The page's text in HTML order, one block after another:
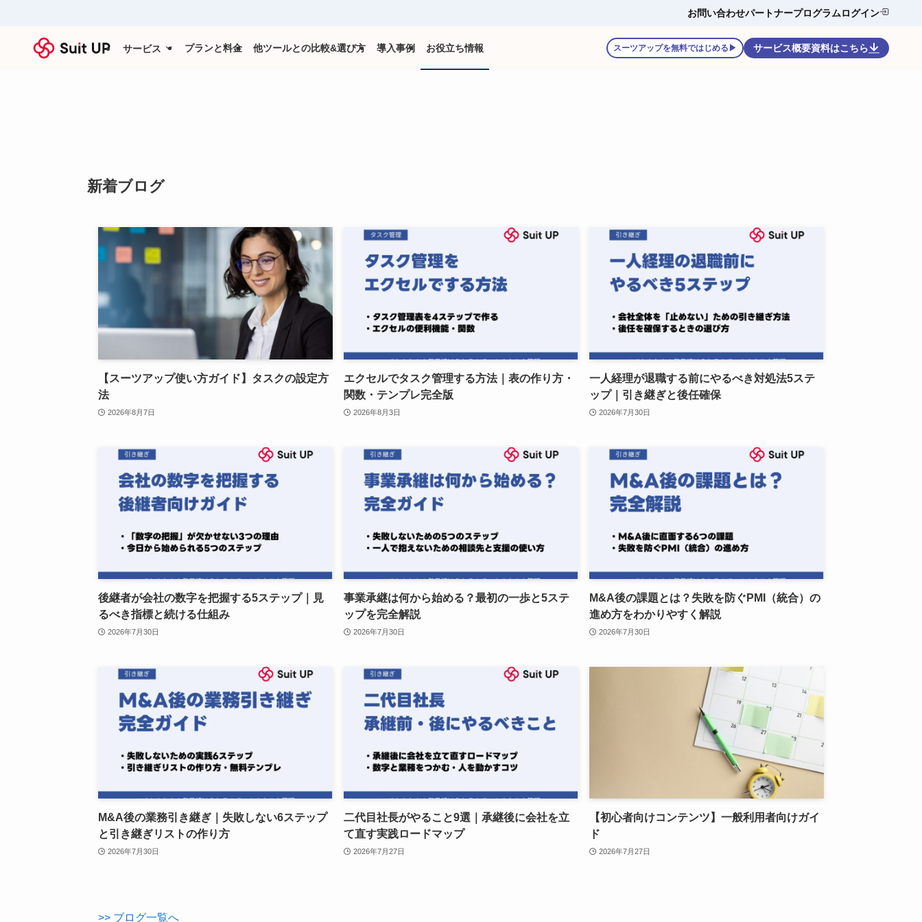
お問い合わせパートナープログラムログイン
サービス プランと料金 他ツールとの比較&選び方 導入事例 お役立ち情報 スーツアップを無料ではじめる▶ サービス概要資料はこちら
新着ブログ
【スーツアップ使い方ガイド】タスクの設定方
法
2026年8月7日
エクセルでタスク管理する方法｜表の作り方・
関数・テンプレ完全版
2026年8月3日
一人経理が退職する前にやるべき対処法5ステ
ップ｜引き継ぎと後任確保
2026年7月30日
後継者が会社の数字を把握する5ステップ｜見
るべき指標と続ける仕組み
2026年7月30日
事業承継は何から始める？最初の一歩と5ステ
ップを完全解説
2026年7月30日
M&A後の課題とは？失敗を防ぐPMI（統合）の
進め方をわかりやすく解説
2026年7月30日
M&A後の業務引き継ぎ｜失敗しない6ステップ
と引き継ぎリストの作り方
2026年7月30日
二代目社長がやること9選｜承継後に会社を立
て直す実践ロードマップ
2026年7月27日
【初心者向けコンテンツ】一般利用者向けガイ
ド
2026年7月27日
>> ブログ一覧へ